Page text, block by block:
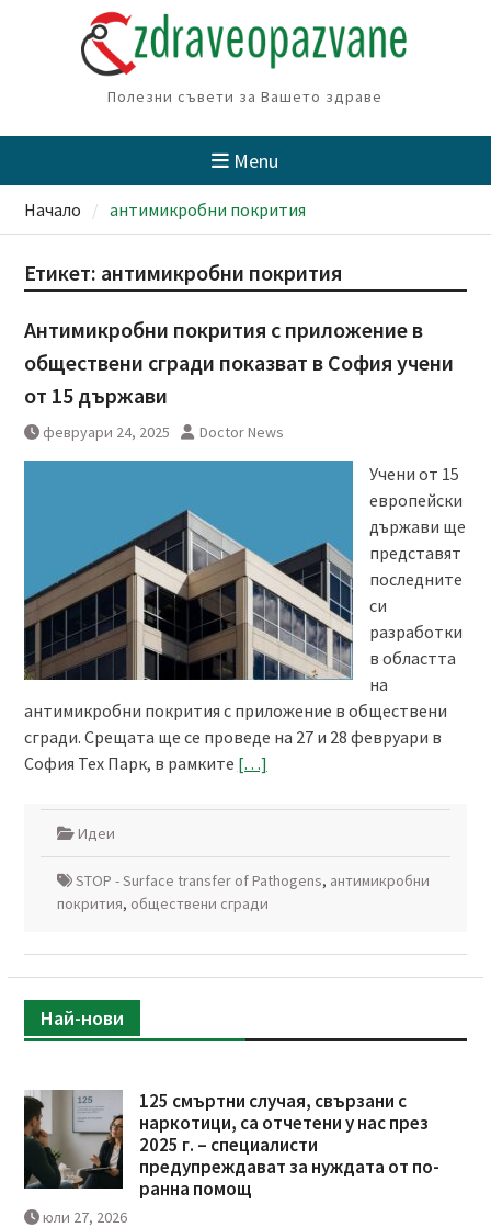
Полезни съвети за Вашето здраве
Menu
Начало антимикробни покрития
Етикет: антимикробни покрития
Антимикробни покрития с приложение в
обществени сгради показват в София учени
от 15 държави
февруари 24, 2025 Doctor News
Учени от 15
европейски
държави ще
представят
последните
си
разработки
в областта
на
антимикробни покрития с приложение в обществени
сгради. Срещата ще се проведе на 27 и 28 февруари в
София Тех Парк, в рамките […]
Идеи
STOP - Surface transfer of Pathogens, антимикробни
покрития, обществени сгради
Най-нови
125 смъртни случая, свързани с
наркотици, са отчетени у нас през
2025 г. – специалисти
предупреждават за нуждата от по-
ранна помощ
юли 27, 2026